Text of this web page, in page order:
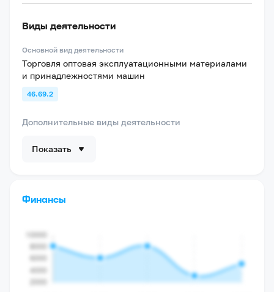
Виды деятельности
Основной вид деятельности
Торговля оптовая эксплуатационными материалами
и принадлежностями машин
46.69.2
Дополнительные виды деятельности
Показать
Финансы